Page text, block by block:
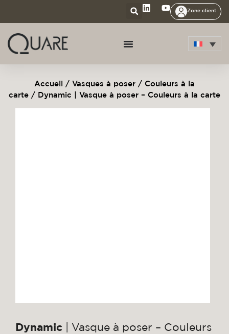
Zone client
Accueil / Vasques à poser / Couleurs à la
carte / Dynamic | Vasque à poser – Couleurs à la carte
Dynamic | Vasque à poser – Couleurs